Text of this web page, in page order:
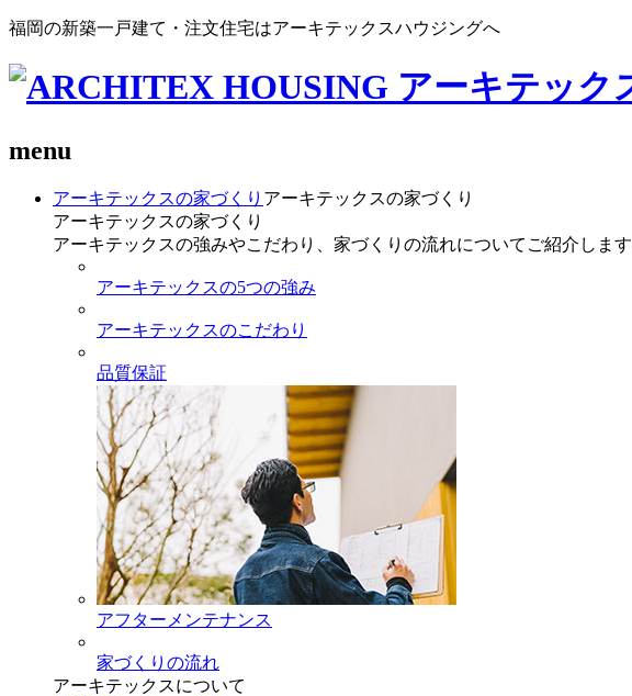
福岡の新築一戸建て・注文住宅はアーキテックスハウジングへ
menu
アーキテックスの家づくり アーキテックスの家づくり
アーキテックスの家づくり
アーキテックスの強みやこだわり、家づくりの流れについてご紹介します
アーキテックスの5つの強み
アーキテックスのこだわり
品質保証
アフターメンテナンス
家づくりの流れ
アーキテックスについて